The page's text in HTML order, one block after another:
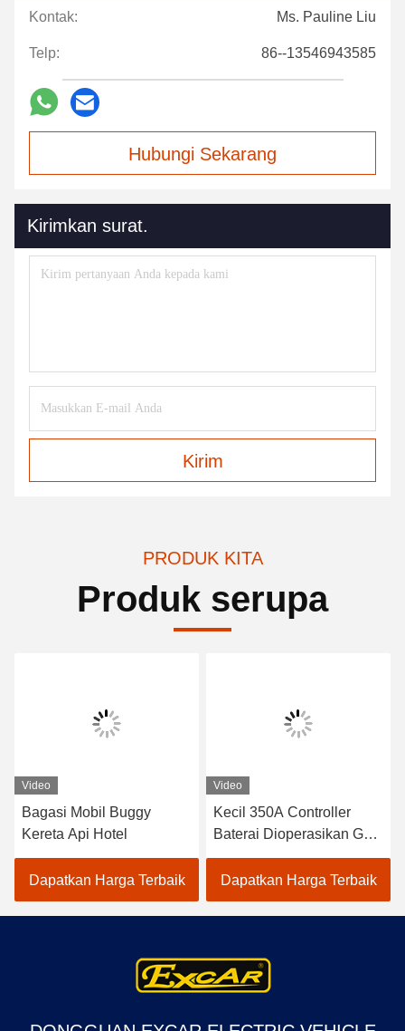
Kontak: Ms. Pauline Liu
Telp: 86--13546943585
Hubungi Sekarang
Kirimkan surat.
Kirim
PRODUK KITA
Produk serupa
Video
Bagasi Mobil Buggy
Kereta Api Hotel
Dapatkan Harga Terbaik
Video
Kecil 350A Controller
Baterai Dioperasikan Golf
Buggy Untuk Hotel 1
Tahun Garansi
Dapatkan Harga Terbaik